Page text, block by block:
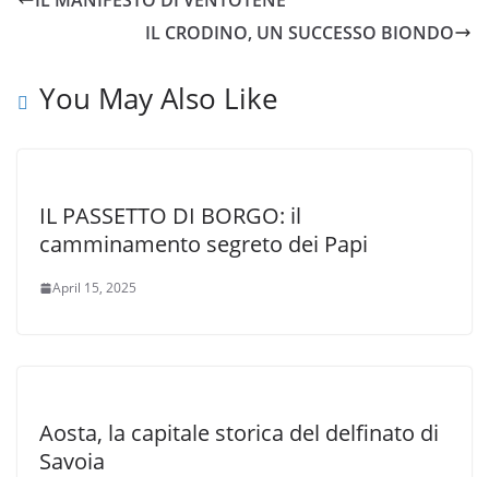
IL CRODINO, UN SUCCESSO BIONDO
You May Also Like
IL PASSETTO DI BORGO: il
camminamento segreto dei Papi
April 15, 2025
Aosta, la capitale storica del delfinato di
Savoia